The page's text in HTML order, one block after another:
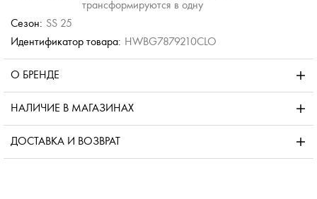
трансформируются в одну
Сезон: SS 25
Идентификатор товара: HWBG7879210CLO
О БРЕНДЕ
НАЛИЧИЕ В МАГАЗИНАХ
ДОСТАВКА И ВОЗВРАТ